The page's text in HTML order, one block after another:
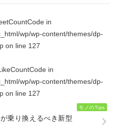
in
wp/wp-content/themes/dp-
on line 127
in
wp/wp-content/themes/dp-
on line 127
モノのTips
乗り換えるべき新型